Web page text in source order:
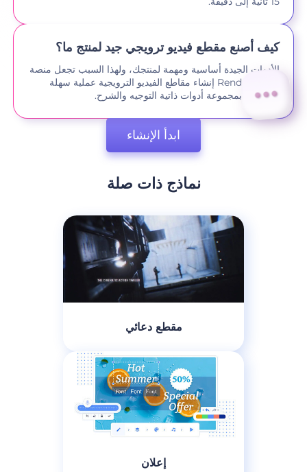
كيف أصنع مقطع فيديو ترويجي جيد لمنتج ما؟
الأدوات الجيدة أساسية ومهمة لمنتجك، ولهذا السبب تجعل منصة
Renderforest إنشاء مقاطع الفيديو الترويجية عملية سهلة
وسريعة، بمجموعة أدوات ذاتية التوجيه والشرح.
ابدأ الإنشاء
نماذج ذات صلة
مقطع دعائي
إعلان